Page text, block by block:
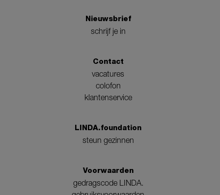
Nieuwsbrief
schrijf je in
Contact
vacatures
colofon
klantenservice
LINDA.foundation
steun gezinnen
Voorwaarden
gedragscode LINDA.